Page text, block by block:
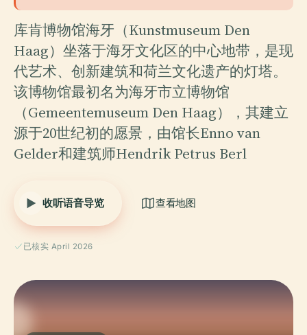
库肯博物馆海牙（Kunstmuseum Den
Haag）坐落于海牙文化区的中心地带，是现
代艺术、创新建筑和荷兰文化遗产的灯塔。
该博物馆最初名为海牙市立博物馆
（Gemeentemuseum Den Haag），其建立
源于20世纪初的愿景，由馆长Enno van
Gelder和建筑师Hendrik Petrus Berl
收听语音导览 查看地图
已核实 April 2026